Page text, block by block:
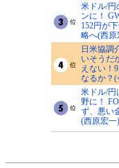
米ドル/円
ンに！
152円が
略へ(西原
日米協調
いそうだ
えない！
なるか？
米ドル/円
野に！
ず、悪い
(西原宏一)